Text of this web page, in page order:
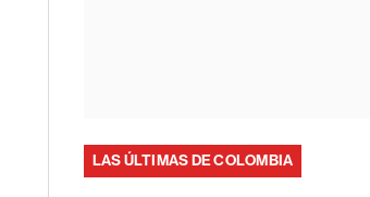
LAS ÚLTIMAS DE COLOMBIA